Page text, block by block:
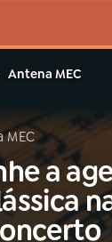
Buscar
Antena MEC
MEC
a